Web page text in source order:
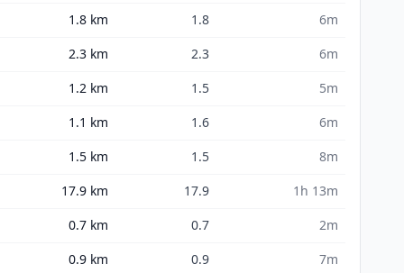
1.8 km 1.8
6m
2.3 km 2.3
6m
1.2 km 1.5
5m
1.1 km 1.6
6m
1.5 km 1.5
8m
17.9 km 17.9
1h 13m
0.7 km 0.7
2m
0.9 km 0.9 7m